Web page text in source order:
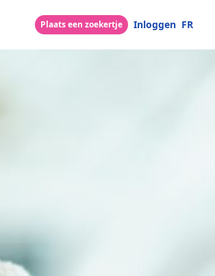
Plaats een zoekertje Inloggen FR